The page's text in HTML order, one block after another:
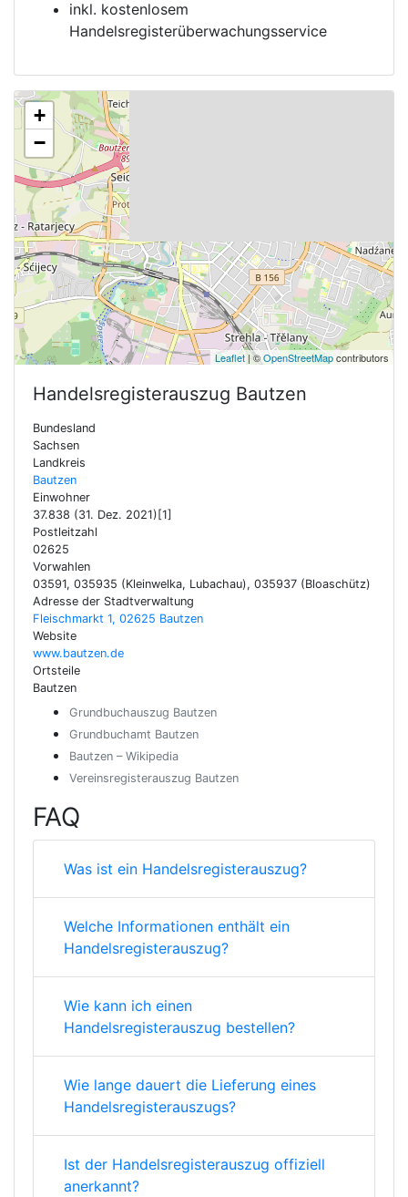
inkl. kostenlosem
Handelsregisterüberwachungsservice
+
−
Leaflet | ©OpenStreetMapcontributors
Handelsregisterauszug Bautzen
Bundesland
Sachsen
Landkreis
Bautzen
Einwohner
37.838 (31. Dez. 2021)[1]
Postleitzahl
02625
Vorwahlen
03591, 035935 (Kleinwelka, Lubachau), 035937 (Bloaschütz)
Adresse der Stadtverwaltung
Fleischmarkt 1, 02625 Bautzen
Website
www.bautzen.de
Ortsteile
Bautzen
Grundbuchauszug Bautzen
Grundbuchamt Bautzen
Bautzen – Wikipedia
Vereinsregisterauszug Bautzen
FAQ
Was ist ein Handelsregisterauszug?
Welche Informationen enthält ein
Handelsregisterauszug?
Wie kann ich einen
Handelsregisterauszug bestellen?
Wie lange dauert die Lieferung eines
Handelsregisterauszugs?
Ist der Handelsregisterauszug offiziell
anerkannt?